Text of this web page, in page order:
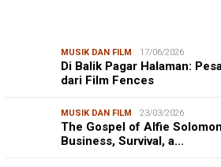
MUSIK DAN FILM 17/06/2026
Di Balik Pagar Halaman:
dari Film Fences
MUSIK DAN FILM 23/03/2026
The Gospel of Alfie
Business, Survival, a…